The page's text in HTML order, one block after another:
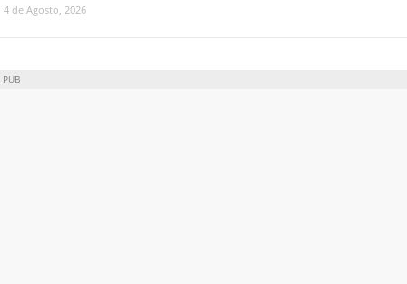
4 de Agosto, 2026
PUB